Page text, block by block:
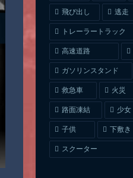
飛び出し 逃走
トレーラートラック
高速道路
ガソリンスタンド
救急車 火災
路面凍結 少女
子供 下敷き
スクーター